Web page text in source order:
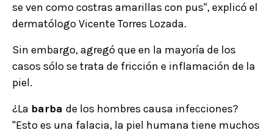
se ven como costras amarillas con pus", explicó el
dermatólogo Vicente Torres Lozada.
Sin embargo, agregó que en la mayoría de los
casos sólo se trata de fricción e inflamación de la
piel.
¿La barba de los hombres causa infecciones?
"Esto es una falacia, la piel humana tiene muchos